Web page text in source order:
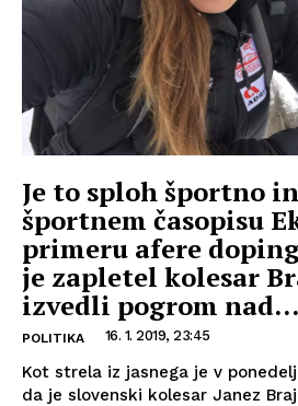
Je to sploh športno
športnem časopisu
primeru afere
je zapletel kolesar
izvedli pogrom nad...
POLITIKA 16. 1. 2019, 23:45
Kot strela iz jasnega je v
da je slovenski kolesar Janez